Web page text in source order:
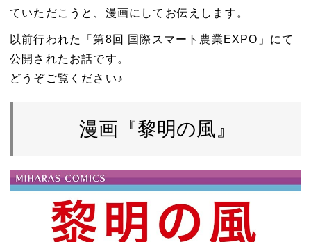
ていただこうと、漫画にしてお伝えします。
以前行われた「第8回 国際スマート農業EXPO」にて
公開されたお話です。
どうぞご覧ください♪
漫画『黎明の風』